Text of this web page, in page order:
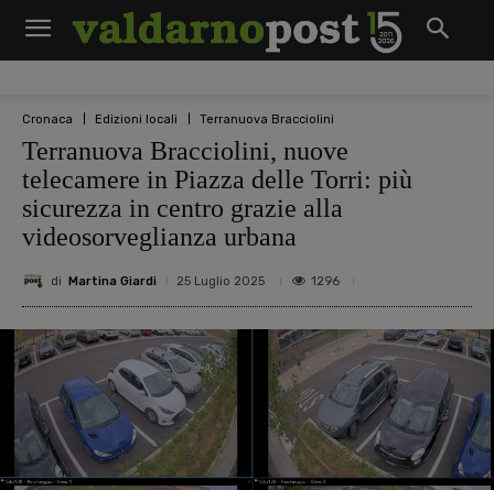
Cronaca Edizioni locali Terranuova Bracciolini
Terranuova Bracciolini, nuove
telecamere in Piazza delle Torri: più
sicurezza in centro grazie alla
videosorveglianza urbana
di Martina Giardi 25 Luglio 2025 1296